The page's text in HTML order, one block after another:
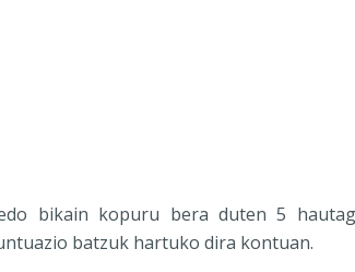
bikain kopuru bera duten 5
batzuk hartuko dira kontuan.